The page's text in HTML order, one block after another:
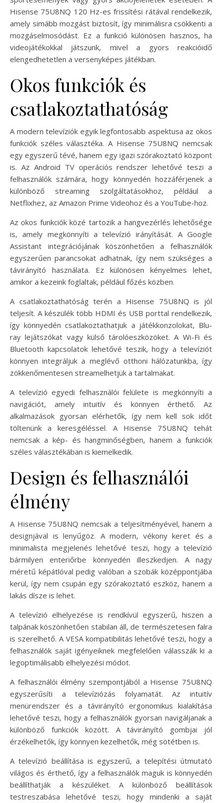
Hisense 75U8NQ 120 Hz-es frissítési rátával rendelkezik,
amely simább mozgást biztosít, így minimálisra csökkenti a
mozgáselmosódást. Ez a funkció különösen hasznos, ha
videojátékokkal játszunk, mivel a gyors reakcióidő
elengedhetetlen a versenyképes játékban.
Okos funkciók és
csatlakoztathatóság
A modern televíziók egyik legfontosabb aspektusa az okos
funkciók széles választéka. A Hisense 75U8NQ nemcsak
egy egyszerű tévé, hanem egy igazi szórakoztató központ
is. Az Android TV operációs rendszer lehetővé teszi a
felhasználók számára, hogy könnyedén hozzáférjenek a
különböző streaming szolgáltatásokhoz, például a
Netflixhez, az Amazon Prime Videohoz és a YouTube-hoz.
Az okos funkciók közé tartozik a hangvezérlés lehetősége
is, amely megkönnyíti a televízió irányítását. A Google
Assistant integrációjának köszönhetően a felhasználók
egyszerűen parancsokat adhatnak, így nem szükséges a
távirányító használata. Ez különösen kényelmes lehet,
amikor a kezeink foglaltak, például főzés közben.
A csatlakoztathatóság terén a Hisense 75U8NQ is jól
teljesít. A készülék több HDMI és USB porttal rendelkezik,
így könnyedén csatlakoztathatjuk a játékkonzolokat, Blu-
ray lejátszókat vagy külső tárolóeszközöket. A Wi-Fi és
Bluetooth kapcsolatok lehetővé teszik, hogy a televíziót
könnyen integráljuk a meglévő otthoni hálózatunkba, így
zökkenőmentesen streamelhetjük a tartalmakat.
A televízió egyedi felhasználói felülete is megkönnyíti a
navigációt, amely intuitív és könnyen érthető. Az
alkalmazások gyorsan elérhetők, így nem kell sok időt
töltenünk a keresgéléssel. A Hisense 75U8NQ tehát
nemcsak a kép- és hangminőségben, hanem a funkciók
széles választékában is kiemelkedik.
Design és felhasználói
élmény
A Hisense 75U8NQ nemcsak a teljesítményével, hanem a
designjával is lenyűgöz. A modern, vékony keret és a
minimalista megjelenés lehetővé teszi, hogy a televízió
bármilyen enteriőrbe könnyedén illeszkedjen. A nagy
méretű képátlóval pedig valóban a szobák középpontjába
kerül, így nem csupán egy szórakoztató eszköz, hanem a
lakás dísze is lehet.
A televízió elhelyezése is rendkívül egyszerű, hiszen a
talpának köszönhetően stabilan áll, de természetesen falra
is szerelhető. A VESA kompatibilitás lehetővé teszi, hogy a
felhasználók saját igényeiknek megfelelően válasszák ki a
legoptimálisabb elhelyezési módot.
A felhasználói élmény szempontjából a Hisense 75U8NQ
egyszerűsíti a televíziózás folyamatát. Az intuitív
menürendszer és a távirányító ergonomikus kialakítása
lehetővé teszi, hogy a felhasználók gyorsan navigáljanak a
különböző funkciók között. A távirányító gombjai jól
érzékelhetők, így könnyen kezelhetők, még sötétben is.
A televízió beállítása is egyszerű, a telepítési útmutató
világos és érthető, így a felhasználók maguk is könnyedén
beállíthatják a készüléket. A különböző beállítások
testreszabása lehetővé teszi, hogy mindenki a saját